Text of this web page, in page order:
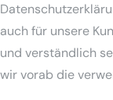
auch für unsere
und verständlich
wir vorab die